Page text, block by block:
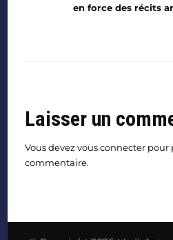
en force des récits
Laisser un
Vous devezvous connecter pour
commentaire.